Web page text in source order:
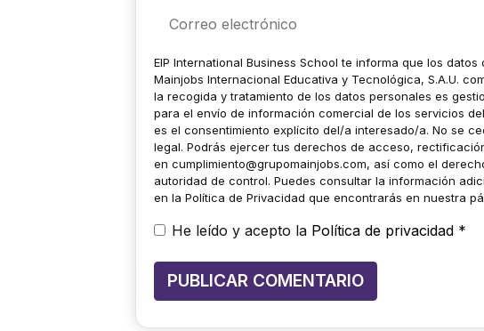
electrónico
EIP International Business School te informa que los
Mainjobs Internacional Educativa y Tecnológica, S.A.U.
la recogida y tratamiento de los datos personales es
para el envío de información comercial de los servicios
es el consentimiento explícito del/a interesado/a. No se
legal. Podrás ejercer tus derechos de acceso,
en cumplimiento@grupomainjobs.com, así como el
autoridad de control. Puedes consultar la información
en la Política de Privacidad que encontrarás en nuestra
He leído y acepto la Política de privacidad *